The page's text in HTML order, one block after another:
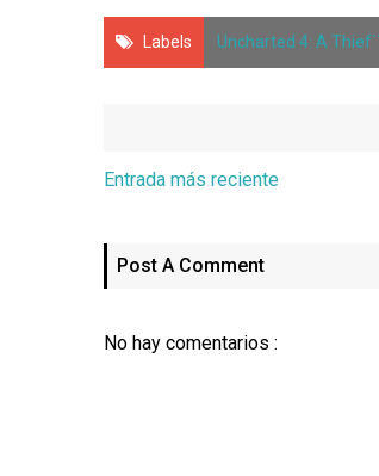
Labels Uncharted 4: A
Entrada más reciente
Post A Comment
No hay comentarios :